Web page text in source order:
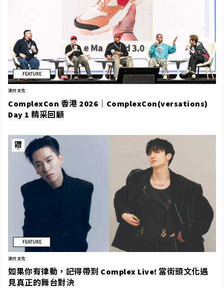
FEATURE
流行文化
ComplexCon 香港 2026｜ComplexCon(versations)
Day 1 精采回顧
FEATURE
流行文化
如果你有律動，記得帶到 Complex Live! 當街頭文化遇
見真正的舞台對決